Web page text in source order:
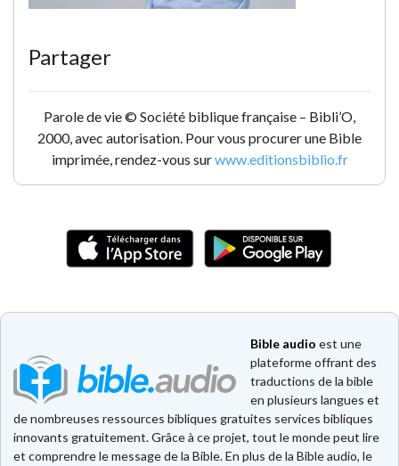
Partager
Parole de vie © Société biblique française – Bibli’O,
2000, avec autorisation. Pour vous procurer une Bible
imprimée, rendez-vous surwww.editionsbiblio.fr
Bible audio est une
plateforme offrant des
traductions de la bible
en plusieurs langues et
de nombreuses ressources bibliques gratuites services bibliques
innovants gratuitement. Grâce à ce projet, tout le monde peut lire
et comprendre le message de la Bible. En plus de la Bible audio, le